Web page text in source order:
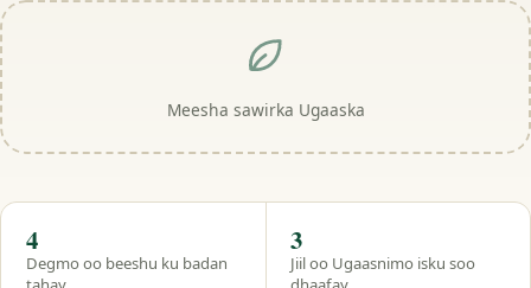
Meesha sawirka Ugaaska
Hal eeg
Degmo oo beeshu ku badan
4
Jiil oo Ugaasnimo isku soo
3